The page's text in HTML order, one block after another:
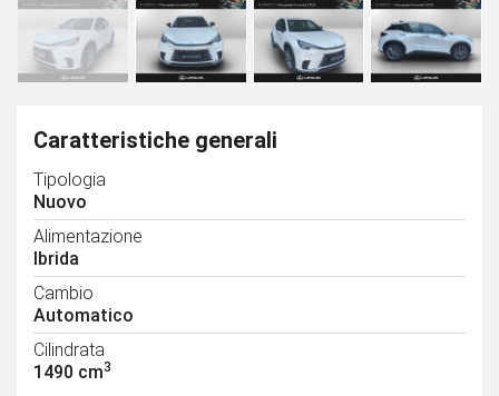
Caratteristiche generali
Tipologia
Nuovo
Alimentazione
Ibrida
Cambio
Automatico
Cilindrata
1490 cm3